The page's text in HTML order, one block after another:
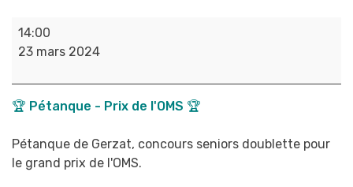
🏆
Pétanque
Prix
de
14:00
23 mars 2024
🏆 Pétanque - Prix de l'OMS 🏆
Pétanque de Gerzat, concours seniors doublette pour
le grand prix de l'OMS.